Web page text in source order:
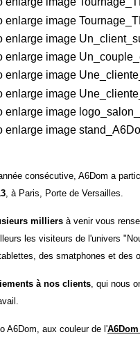
consécutive, A6Dom a
, à Paris, Porte de Versailles.
milliers à venir vous
les visiteurs de l'univers
des smatphones et des
à nos clients, qui nous
A6Dom, aux couleur de l'